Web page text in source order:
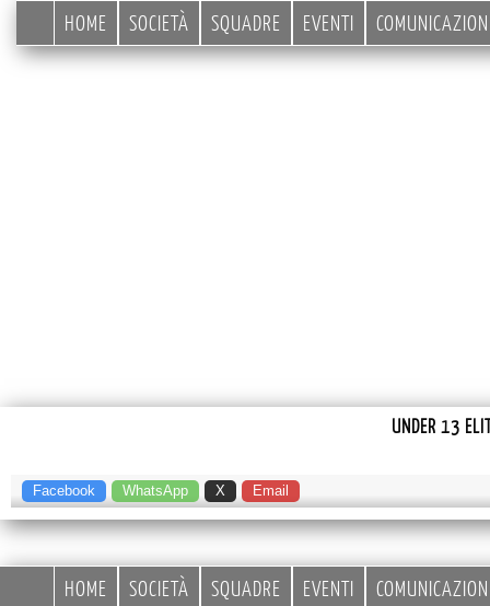
HOME SOCIETÀ SQUADRE EVENTI
UNDER 13
Facebook WhatsApp X Email
HOME SOCIETÀ SQUADRE EVENTI